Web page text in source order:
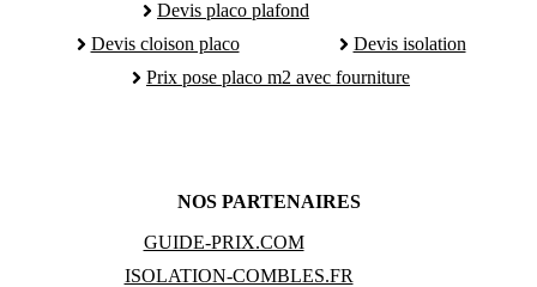
Devis placo plafond
Devis cloison placo
Devis isolation
Prix pose placo m2 avec fourniture
NOS PARTENAIRES
GUIDE-PRIX.COM
ISOLATION-COMBLES.FR